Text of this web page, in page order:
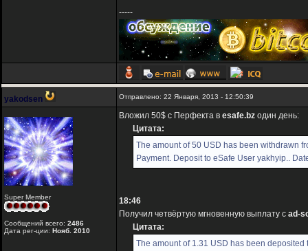
-----
yakodsen Отправлено: 22 Января, 2013 - 12:50:39
Super Member
Сообщений всего: 2486
Дата рег-ции: Нояб. 2010
Вложил 50$ с Перфекта в esafe.bz один день:
Цитата:
The amount of 50 USD has been withdrawn
Payment. Deposit to eSafe User yakhyip..
18:46
Получил четвёртую мгновенную выплату с ad-
Цитата:
The amount of 1.31 USD has been